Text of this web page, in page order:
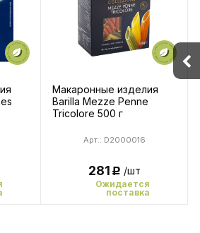
Макаронные изделия
Barilla Mezze Penne
Tricolore 500 г
Арт.: D2000016
281Р /шт
Ожидается
поставка